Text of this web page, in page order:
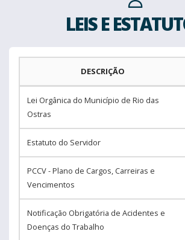
LEIS E
DESCRIÇÃO
Lei Orgânica do Município de Rio das
Ostras
Estatuto do Servidor
PCCV - Plano de Cargos, Carreiras e
Vencimentos
Notificação Obrigatória de Acidentes e
Doenças do Trabalho